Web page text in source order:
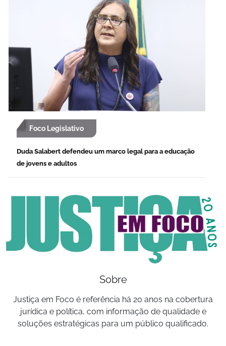
Foco Legislativo
Duda Salabert defendeu um marco legal para a educação
de jovens e adultos
Sobre
Justiça em Foco é referência há 20 anos na cobertura
jurídica e política, com informação de qualidade e
soluções estratégicas para um público qualificado.